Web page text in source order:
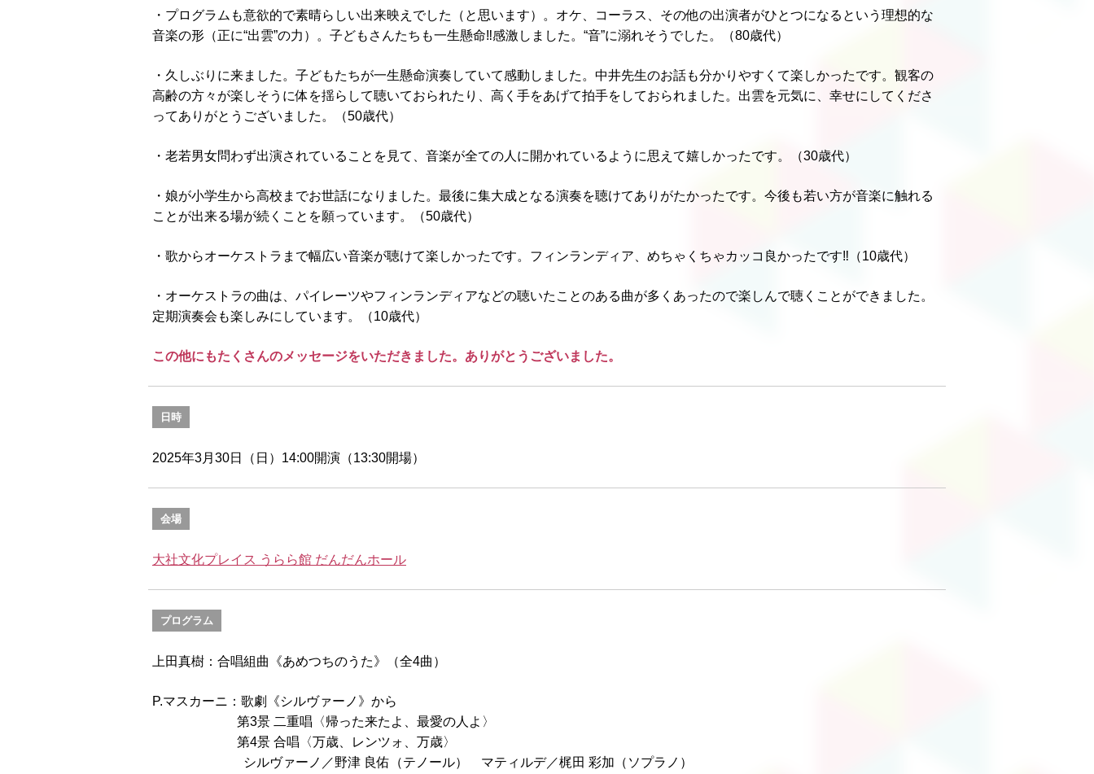
・プログラムも意欲的で素晴らしい出来映えでした（と思います）。オケ、コーラス、その他の出演者がひとつになるという理想的な
音楽の形（正に“出雲”の力）。子どもさんたちも一生懸命‼感激しました。“音”に溺れそうでした。（80歳代）
・久しぶりに来ました。子どもたちが一生懸命演奏していて感動しました。中井先生のお話も分かりやすくて楽しかったです。観客の
高齢の方々が楽しそうに体を揺らして聴いておられたり、高く手をあげて拍手をしておられました。出雲を元気に、幸せにしてくださ
ってありがとうございました。（50歳代）
・老若男女問わず出演されていることを見て、音楽が全ての人に開かれているように思えて嬉しかったです。（30歳代）
・娘が小学生から高校までお世話になりました。最後に集大成となる演奏を聴けてありがたかったです。今後も若い方が音楽に触れる
ことが出来る場が続くことを願っています。（50歳代）
・歌からオーケストラまで幅広い音楽が聴けて楽しかったです。フィンランディア、めちゃくちゃカッコ良かったです‼（10歳代）
・オーケストラの曲は、パイレーツやフィンランディアなどの聴いたことのある曲が多くあったので楽しんで聴くことができました。
定期演奏会も楽しみにしています。（10歳代）
この他にもたくさんのメッセージをいただきました。ありがとうございました。
日時
2025年3月30日（日）14:00開演（13:30開場）
会場
大社文化プレイス うらら館 だんだんホール
プログラム
上田真樹：合唱組曲《あめつちのうた》（全4曲）
P.マスカーニ：歌劇《シルヴァーノ》から
第3景 二重唱〈帰った来たよ、最愛の人よ〉
第4景 合唱〈万歳、レンツォ、万歳〉
シルヴァーノ／野津 良佑（テノール） マティルデ／梶田 彩加（ソプラノ）